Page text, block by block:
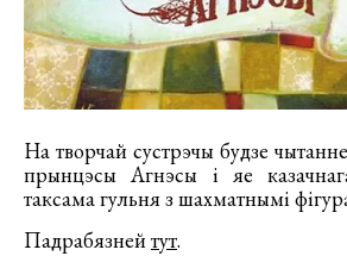
На творчай сустрэчы будзе
прынцэсы Агнэсы і яе
таксама гульня з шахматнымі
Падрабязнейтут.